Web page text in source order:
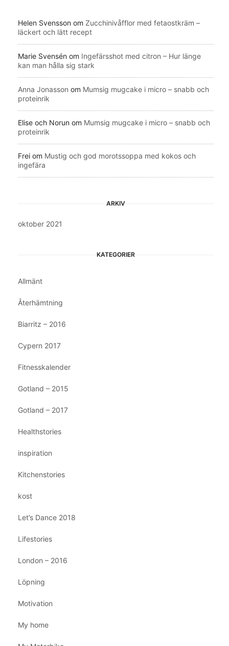
Helen Svensson om Zucchinivåfflor med fetaostkräm –
läckert och lätt recept
Marie Svensén om Ingefärsshot med citron – Hur länge
kan man hålla sig stark
Anna Jonasson om Mumsig mugcake i micro – snabb och
proteinrik
Elise och Norun om Mumsig mugcake i micro – snabb och
proteinrik
Frei om Mustig och god morotssoppa med kokos och
ingefära
ARKIV
oktober 2021
KATEGORIER
Allmänt
Återhämtning
Biarritz – 2016
Cypern 2017
Fitnesskalender
Gotland – 2015
Gotland – 2017
Healthstories
inspiration
Kitchenstories
kost
Let’s Dance 2018
Lifestories
London – 2016
Löpning
Motivation
My home